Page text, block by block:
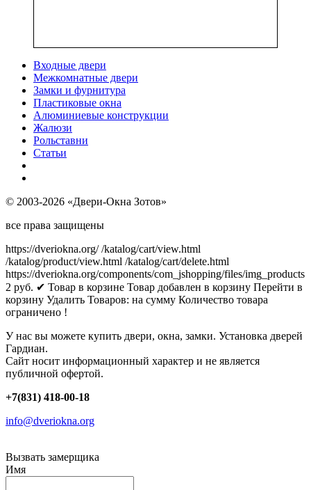
Входные двери
Межкомнатные двери
Замки и фурнитура
Пластиковые окна
Алюминиевые конструкции
Жалюзи
Рольставни
Статьи
© 2003-2026 «Двери-Окна Зотов»
все права защищены
https://dveriokna.org/ /katalog/cart/view.html
/katalog/product/view.html /katalog/cart/delete.html
https://dveriokna.org/components/com_jshopping/files/img_products
2 руб. ✔ Товар в корзине Товар добавлен в корзину Перейти в
корзину Удалить Товаров: на сумму Количество товара
ограничено !
У нас вы можете купить двери, окна, замки. Установка дверей
Гардиан.
Сайт носит информационный характер и не является
публичной офертой.
+7(831) 418-00-18
info@dveriokna.org
Вызвать замерщика
Имя